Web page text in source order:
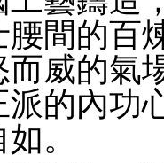
腰間的百
威的氣
派的內功
。